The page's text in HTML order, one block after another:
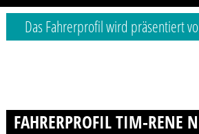
Das Fahrerprofil wird präsentiert
FAHRERPROFIL TIM-RENE